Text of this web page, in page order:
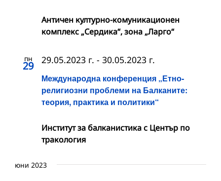
Античен културно-комуникационен
комплекс „Сердика“, зона „Ларго“
пн
29
Международна конференция „Етно-
религиозни проблеми на Балканите:
теория, практика и политики“
29.05.2023 г. - 30.05.2023 г.
Институт за балканистика с Център по
тракология
юни 2023